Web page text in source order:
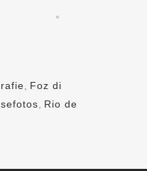
Foz di
Rio de